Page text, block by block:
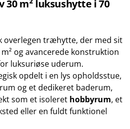
30 m² luksushytte i 70
overlegen træhytte, der med sit
og avancerede konstruktion
luksuriøse uderum.
opdelt i en lys opholdsstue,
og et dedikeret baderum,
som et isoleret hobbyrum, et
eller en fuldt funktionel